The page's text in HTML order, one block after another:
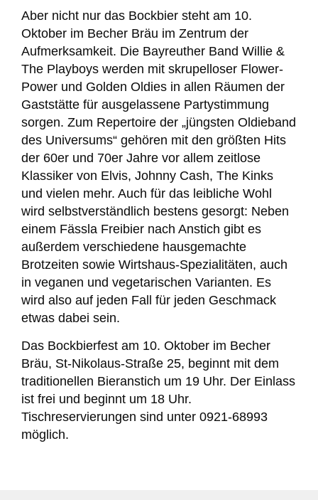
Aber nicht nur das Bockbier steht am 10.
Oktober im Becher Bräu im Zentrum der
Aufmerksamkeit. Die Bayreuther Band Willie &
The Playboys werden mit skrupelloser Flower-
Power und Golden Oldies in allen Räumen der
Gaststätte für ausgelassene Partystimmung
sorgen. Zum Repertoire der „jüngsten Oldieband
des Universums“ gehören mit den größten Hits
der 60er und 70er Jahre vor allem zeitlose
Klassiker von Elvis, Johnny Cash, The Kinks
und vielen mehr. Auch für das leibliche Wohl
wird selbstverständlich bestens gesorgt: Neben
einem Fässla Freibier nach Anstich gibt es
außerdem verschiedene hausgemachte
Brotzeiten sowie Wirtshaus-Spezialitäten, auch
in veganen und vegetarischen Varianten. Es
wird also auf jeden Fall für jeden Geschmack
etwas dabei sein.
Das Bockbierfest am 10. Oktober im Becher
Bräu, St-Nikolaus-Straße 25, beginnt mit dem
traditionellen Bieranstich um 19 Uhr. Der Einlass
ist frei und beginnt um 18 Uhr.
Tischreservierungen sind unter 0921-68993
möglich.